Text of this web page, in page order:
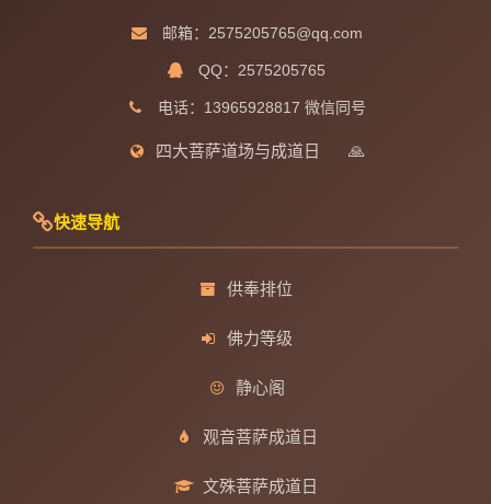
邮箱：2575205765@qq.com
QQ：2575205765
电话：13965928817 微信同号
四大菩萨道场与成道日 🙏
快速导航
供奉排位
佛力等级
静心阁
观音菩萨成道日
文殊菩萨成道日